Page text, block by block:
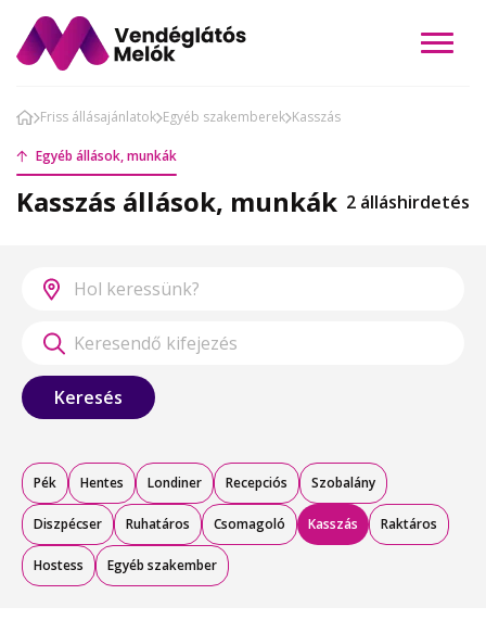
Friss állásajánlatok Egyéb szakemberek Kasszás
Egyéb állások, munkák
Kasszás állások, munkák 2 álláshirdetés
Keresés
Pék Hentes Londiner Recepciós Szobalány
Diszpécser Ruhatáros Csomagoló Kasszás Raktáros
Hostess Egyéb szakember